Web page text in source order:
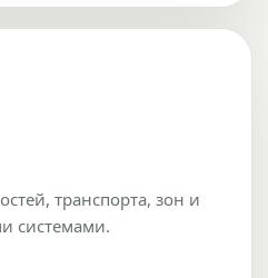
транспорта, зон и
системами.